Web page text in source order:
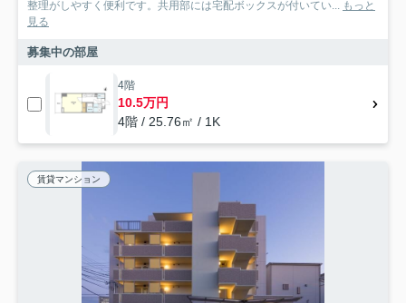
整理がしやすく便利です。共用部には宅配ボックスが付いてい... もっと
見る
募集中の部屋
4階
10.5万円
4階 / 25.76㎡ / 1K
賃貸マンション